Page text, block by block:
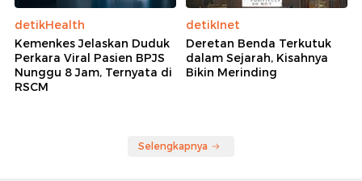
detikHealth
Kemenkes Jelaskan Duduk
Perkara Viral Pasien BPJS
Nunggu 8 Jam, Ternyata di
RSCM
detikInet
Deretan Benda Terkutuk
dalam Sejarah, Kisahnya
Bikin Merinding
Selengkapnya